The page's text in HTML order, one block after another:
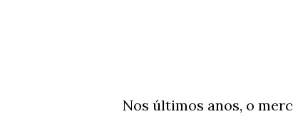
Nos últimos anos, o